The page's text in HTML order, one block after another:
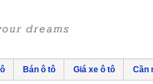
Bán ô tô Giá xe ô tô Cần